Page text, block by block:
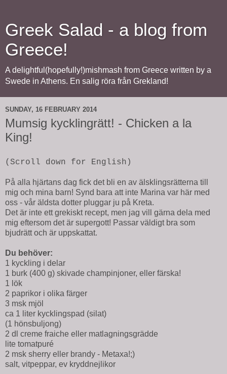
Greek Salad - a blog from
Greece!
A delightful(hopefully!)mishmash from Greece written by a
Swede in Athens. En salig röra från Grekland!
SUNDAY, 16 FEBRUARY 2014
Mumsig kycklingrätt! - Chicken a la
King!
(Scroll down for English)
På alla hjärtans dag fick det bli en av älsklingsrätterna till
mig och mina barn! Synd bara att inte Marina var här med
oss - vår äldsta dotter pluggar ju på Kreta.
Det är inte ett grekiskt recept, men jag vill gärna dela med
mig eftersom det är supergott! Passar väldigt bra som
bjudrätt och är uppskattat.
Du behöver:
1 kyckling i delar
1 burk (400 g) skivade champinjoner, eller färska!
1 lök
2 paprikor i olika färger
3 msk mjöl
ca 1 liter kycklingspad (silat)
(1 hönsbuljong)
2 dl creme fraiche eller matlagningsgrädde
lite tomatpuré
2 msk sherry eller brandy - Metaxa!;)
salt, vitpeppar, ev kryddnejlikor